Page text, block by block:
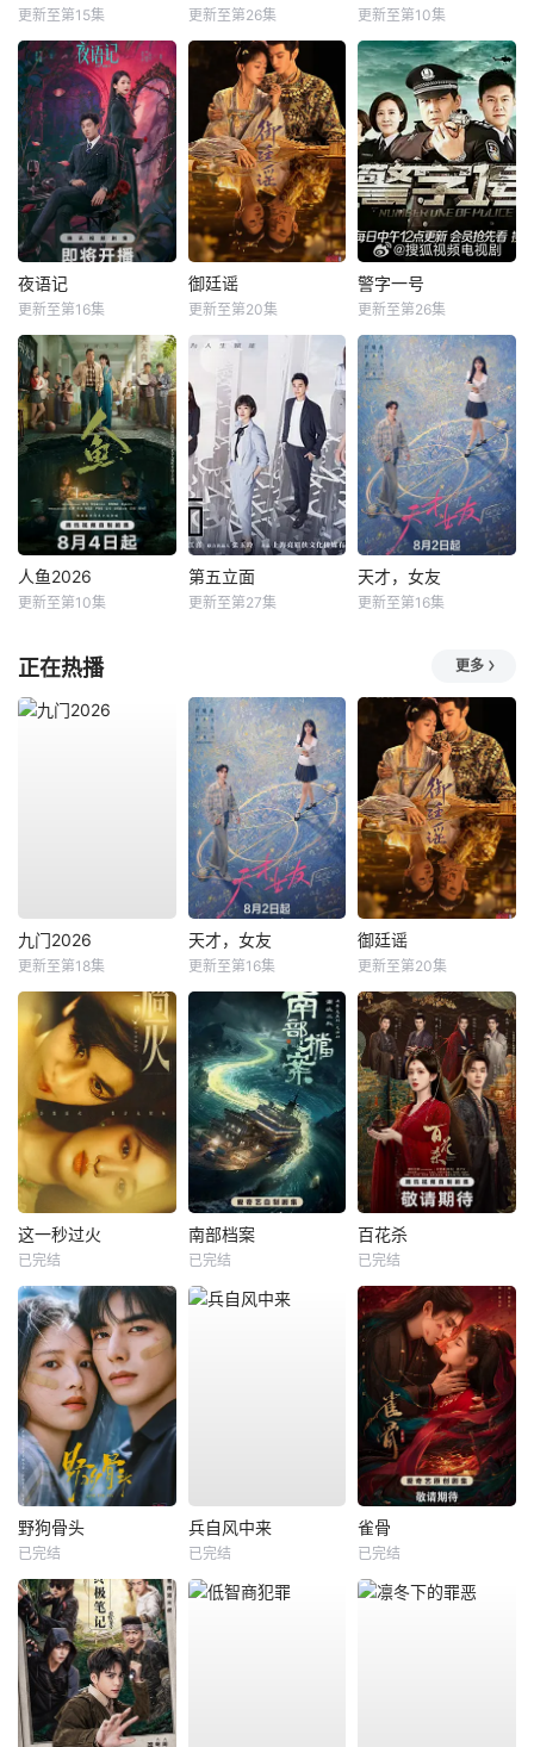
更新至第15集 更新至第26集 更新至第10集
夜语记
更新至第16集
御廷谣
更新至第20集
警字一号
更新至第26集
人鱼2026
更新至第10集
第五立面
更新至第27集
天才，女友
更新至第16集
正在热播 更多
九门2026
更新至第18集
天才，女友
更新至第16集
御廷谣
更新至第20集
这一秒过火
已完结
南部档案
已完结
百花杀
已完结
野狗骨头
已完结
兵自风中来
已完结
雀骨
已完结